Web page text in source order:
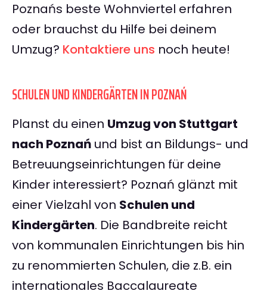
Poznańs beste Wohnviertel erfahren
oder brauchst du Hilfe bei deinem
Umzug? Kontaktiere uns noch heute!
SCHULEN UND KINDERGÄRTEN IN POZNAŃ
Planst du einen Umzug von Stuttgart
nach Poznań und bist an Bildungs- und
Betreuungseinrichtungen für deine
Kinder interessiert? Poznań glänzt mit
einer Vielzahl von Schulen und
Kindergärten. Die Bandbreite reicht
von kommunalen Einrichtungen bis hin
zu renommierten Schulen, die z.B. ein
internationales Baccalaureate